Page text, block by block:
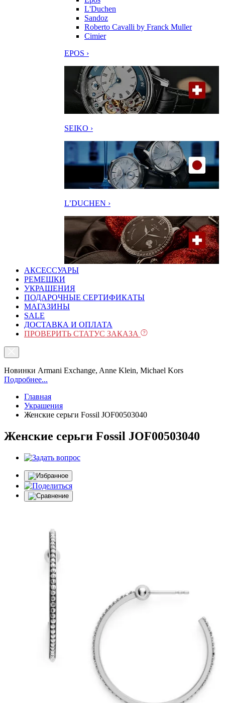
L'Duchen
Sandoz
Roberto Cavalli by Franck Muller
Cimier
EPOS ›
SEIKO ›
L’DUCHEN ›
АКСЕССУАРЫ
РЕМЕШКИ
УКРАШЕНИЯ
ПОДАРОЧНЫЕ СЕРТИФИКАТЫ
МАГАЗИНЫ
SALE
ДОСТАВКА И ОПЛАТА
ПРОВЕРИТЬ СТАТУС ЗАКАЗА
Новинки Armani Exchange, Anne Klein, Michael Kors
Подробнее...
Главная
Украшения
Женские серьги Fossil JOF00503040
Женские серьги Fossil JOF00503040